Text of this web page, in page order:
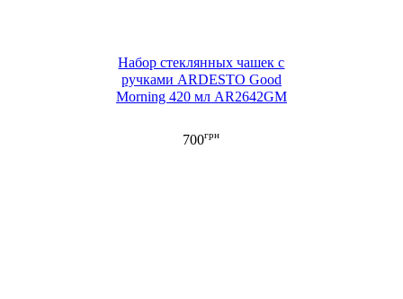
Набор стеклянных чашек с
ручками ARDESTO Good
Morning 420 мл AR2642GM
700грн